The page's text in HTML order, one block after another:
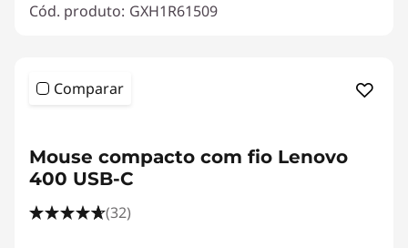
Cód. produto: GXH1R61509
Comparar
Mouse compacto com fio Lenovo
400 USB-C
(32)